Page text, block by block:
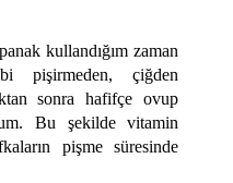
kullandığım zaman
pişirmeden, çiğden
sonra hafifçe ovup
Bu şekilde vitamin
pişme süresinde